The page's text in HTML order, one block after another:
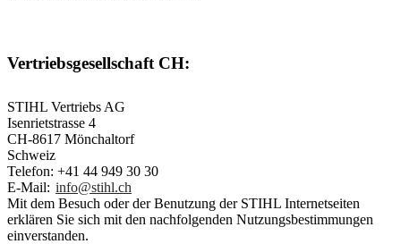
Vertriebsgesellschaft CH:
STIHL Vertriebs AG
Isenrietstrasse 4
CH-8617 Mönchaltorf
Schweiz
Telefon: +41 44 949 30 30
E-Mail: info@stihl.ch
Mit dem Besuch oder der Benutzung der STIHL Internetseiten
erklären Sie sich mit den nachfolgenden Nutzungsbestimmungen
einverstanden.